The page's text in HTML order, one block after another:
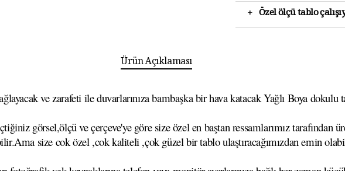
+ Özel ölçü tablo
Ürün Açıklaması
ve zarafeti ile duvarlarınıza bambaşka bir hava katacak Yağlı Boya dokulu
görsel,ölçü ve çerçeve'ye göre size özel en baştan ressamlarımız tarafından
size cok özel ,cok kaliteli ,çok güzel bir tablo ulaştıracağımızdan emin